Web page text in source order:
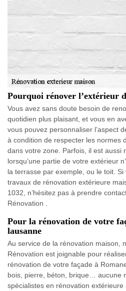
Pourquoi rénover l’extérieur
Vous avez sans doute besoin de
quotidien plus plaisant, et vous en
vous pouvez personnaliser l’aspect
à condition de respecter les normes
dans votre zone. Parfois, il est aussi
lorsqu’une partie de votre extérieur
la terrasse par exemple, ou le toit.
travaux de rénovation extérieure
1032, n’hésitez pas à prendre
Rénovation .
Pour la rénovation de votre
lausanne
Au service de la rénovation maison,
Rénovation est joignable pour
rénovation de votre façade à
bois, pierre, béton, brique… aucune
spécialistes en rénovation extérieure